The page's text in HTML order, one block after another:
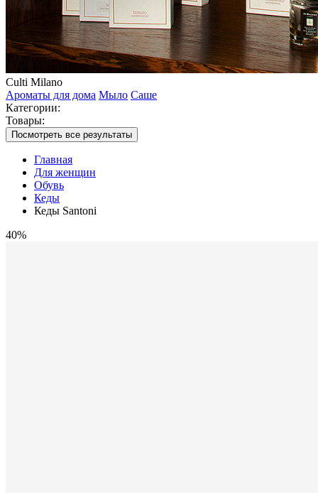
Culti Milano
Ароматы для дома Мыло Саше
Категории:
Товары:
Посмотреть все результаты
Главная
Для женщин
Обувь
Кеды
Кеды Santoni
40%